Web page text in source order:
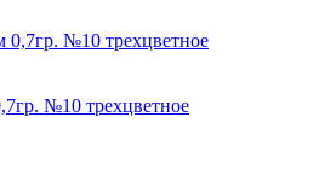
№10 трехцветное